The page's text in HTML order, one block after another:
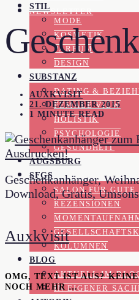
NEWSLETTER
STIL
MODE
KOSMETIK
PARFUM
DESIGN
SUBSTANZ
DATING &
FEMALE VIEW
HOLISTIK
PSYCHOLOGIE
GESUNDHEIT
AUGSBURG
SFGS
SALON FÜR GUTE
REZENSIONEN
KOLUMNEN
BLOG
AKTUELL IM
IN EIGENER
AUXKVISIT
21. DEZEMBER 2015
1 MINUTE READ
Geschenkanhänger,
Download, Gratis,
Auxkvisit
OMG, TEXT IST AUS?
NOCH MEHR …